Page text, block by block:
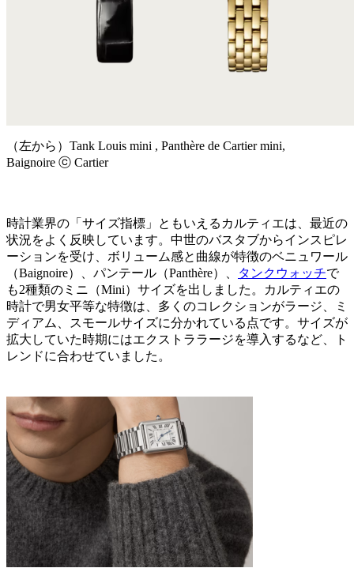
（左から）Tank Louis mini , Panthère de Cartier mini,
Baignoire ⓒ Cartier
時計業界の「サイズ指標」ともいえるカルティエは、最近の
状況をよく反映しています。中世のバスタブからインスピレ
ーションを受け、ボリューム感と曲線が特徴のベニュワール
（Baignoire）、パンテール（Panthère）、
タンクウォッチで
も2種類のミニ（Mini）サイズを出しました。カルティエの
時計で男女平等な特徴は、多くのコレクションがラージ、ミ
ディアム、スモールサイズに分かれている点です。サイズが
拡大していた時期にはエクストララージを導入するなど、ト
レンドに合わせていました。